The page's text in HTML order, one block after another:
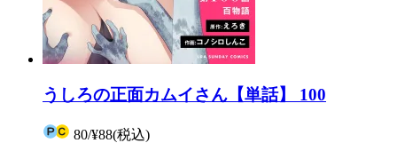
うしろの正面カムイさん【単話】 100
80/¥88(税込)